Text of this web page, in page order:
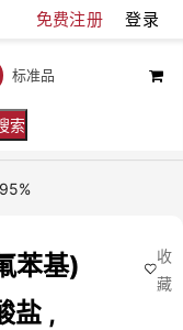
免费注册 登录
标准品
索
苯基)
盐 ,
收
藏